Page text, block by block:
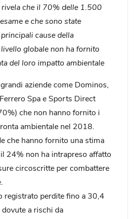
che il 70% delle 1.500
e che sono state
cause della
globale non ha fornito
del loro impatto ambientale
aziende come Dominos,
Spa e Sports Direct
che non hanno fornito i
ambientale nel 2018.
che hanno fornito una stima
24% non ha intrapreso affatto
circoscritte per combattere
registrato perdite fino a 30,4
a rischi da